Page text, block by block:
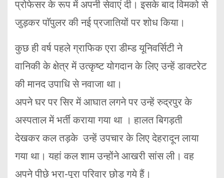
प्रोफेसर के रूप में अपनी सेवाएं दी। इसके बाद विमको से
जुड़कर पाॅपुलर की नई प्रजातियों पर शोध किया।
कुछ ही वर्ष पहले ग्राफिक एरा डीम्ड यूनिवर्सिटी ने
वानिकी के क्षेत्र में उत्कृष्ट योगदान के लिए उन्हें डाक्टरेट
की मानद उपाधि से नवाजा था।
अपने घर पर सिर में आघात लगने पर उन्हें रुद्रपुर के
अस्पताल में भर्ती कराया गया था । हालत बिगड़ती
देखकर कल तड़के उन्हें उपचार के लिए देहरादून लाया
गया था। यहां कल शाम उन्होंने आखरी सांस ली। वह
अपने पीछे भरा-पूरा परिवार छोड़ गये हैं।